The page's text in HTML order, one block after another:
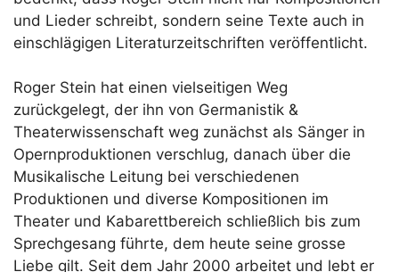
und Lieder schreibt, sondern seine Texte auch in
einschlägigen Literaturzeitschriften veröffentlicht.
Roger Stein hat einen vielseitigen Weg
zurückgelegt, der ihn von Germanistik &
Theaterwissenschaft weg zunächst als Sänger in
Opernproduktionen verschlug, danach über die
Musikalische Leitung bei verschiedenen
Produktionen und diverse Kompositionen im
Theater und Kabarettbereich schließlich bis zum
Sprechgesang führte, dem heute seine grosse
Liebe gilt. Seit dem Jahr 2000 arbeitet und lebt er